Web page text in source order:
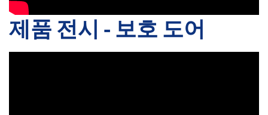
제품 전시 - 보호 도어